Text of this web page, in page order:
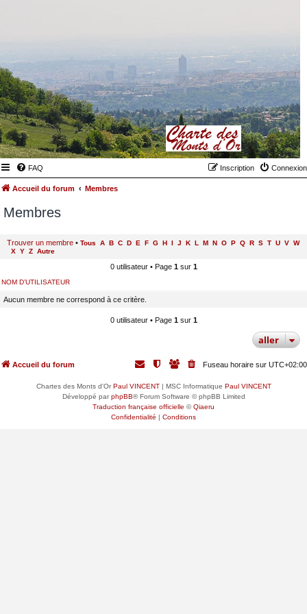
FAQ Connexion
Inscription
Accueil du forum Membres
Membres
Trouver un membre • Tous A B C D E F G H I J K L M N O P Q R S T U V W
X Y Z Autre
0 utilisateur • Page 1sur 1
NOM D’UTILISATEUR
Aucun membre ne correspond à ce critère.
0 utilisateur • Page 1sur 1
aller
Accueil du forum Fuseau horaire sur UTC+02:00
Chartes des Monts d'OrPaul VINCENT| MSC Informatique Paul VINCENT
Développé parphpBB® Forum Software © phpBB Limited
Traduction française officielle ©Qiaeru
Confidentialité | Conditions